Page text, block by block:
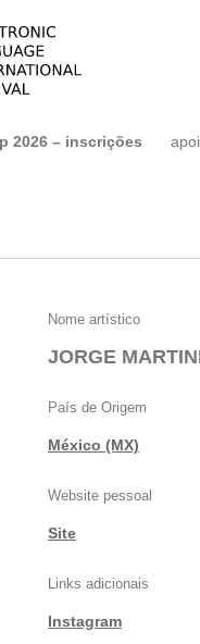
2026 – inscrições
Nome artístico
JORGE
País de Origem
México (MX)
Website pessoal
Site
Links adicionais
Instagram